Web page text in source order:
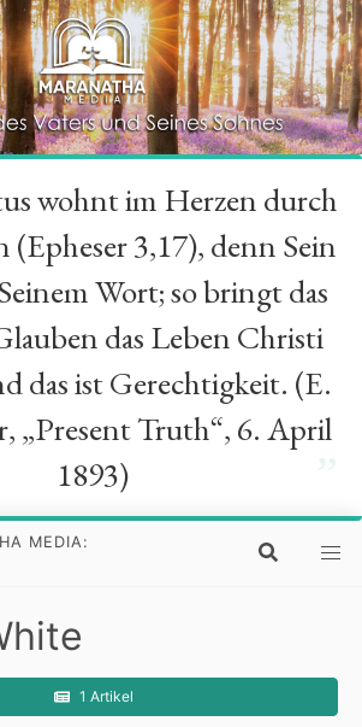
wohnt im Herzen durch
(Epheser 3,17), denn Sein
Wort; so bringt das
das Leben Christi
das ist Gerechtigkeit. (E.
„Present Truth“, 6. April
1893)
MEDIA:
1 Artikel